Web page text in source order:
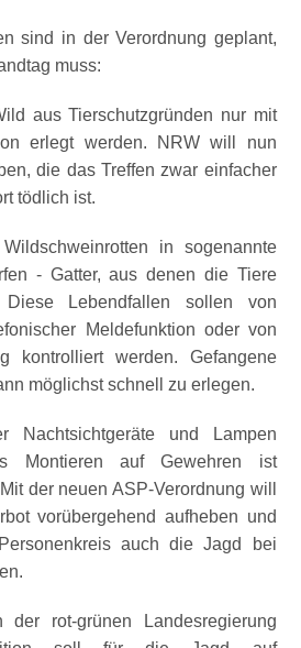
sind in der Verordnung geplant,
muss:
aus Tierschutzgründen nur mit
erlegt werden. NRW will nun
die das Treffen zwar einfacher
tödlich ist.
in sogenannte
- Gatter, aus denen die Tiere
Diese Lebendfallen sollen von
Meldefunktion oder von
kontrolliert werden. Gefangene
möglichst schnell zu erlegen.
Nachtsichtgeräte und Lampen
Montieren auf Gewehren ist
der neuen ASP-Verordnung will
vorübergehend aufheben und
auch die Jagd bei
rot-grünen Landesregierung